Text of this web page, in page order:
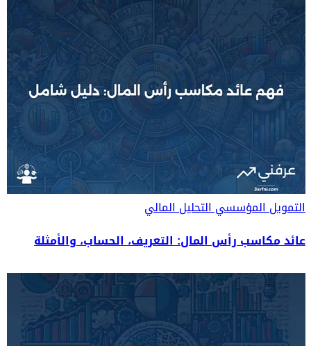
التمويل المؤسسيالتحليل المالي
عائد مكاسب رأس المال: التعريف، الحساب، والأمثلة